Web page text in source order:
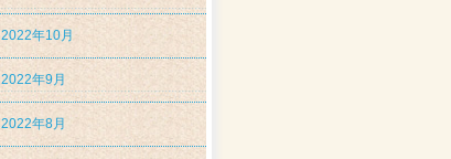
2022年10月
2022年9月
2022年8月